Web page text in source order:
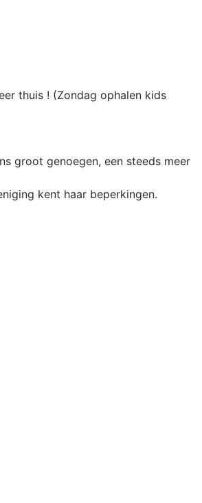
thuis ! (Zondag ophalen kids
groot genoegen, een steeds meer
kent haar beperkingen.